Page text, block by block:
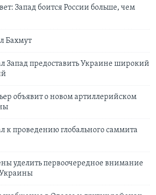
Запад боится России больше, чем
Бахмут
Запад предоставить Украине широкий
объявит о новом артиллерийском
к проведению глобального саммита
уделить первоочередное внимание